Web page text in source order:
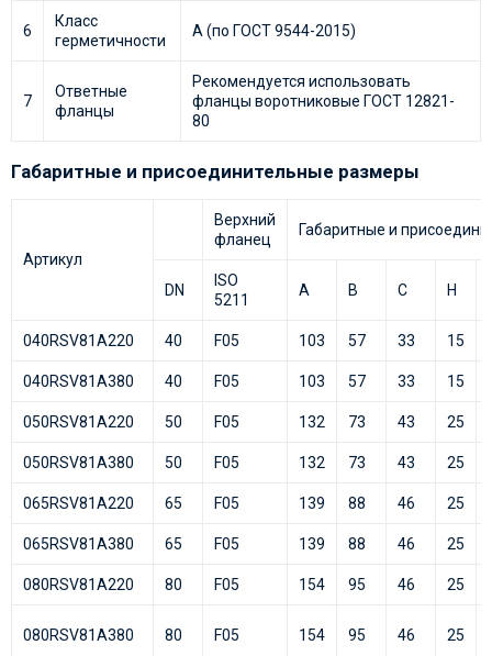
6
Класс
герметичности
А (по ГОСТ 9544-2015)
7
Ответные
фланцы
Рекомендуется использовать
фланцы воротниковые ГОСТ 12821-
80
Габаритные и присоединительные размеры
Артикул
Верхний
фланец
Габаритные и
DN
ISO
5211
A B C H
040RSV81А220 40 F05 103 57 33 15
040RSV81А380 40 F05 103 57 33 15
050RSV81А220 50 F05 132 73 43 25
050RSV81А380 50 F05 132 73 43 25
065RSV81А220 65 F05 139 88 46 25
065RSV81А380 65 F05 139 88 46 25
080RSV81А220 80 F05 154 95 46 25
080RSV81А380 80 F05 154 95 46 25